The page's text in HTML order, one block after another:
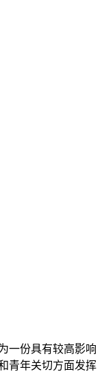
一份具有较高影响
青年关切方面发挥